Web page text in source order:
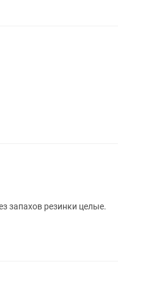
запахов резинки целые.